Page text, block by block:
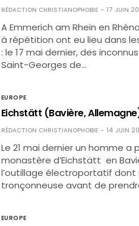
RÉDACTION CHRISTIANOPHOBIE 17 JUIN
A Emmerich am Rhein en
à répétition ont eu lieu dans
: le 17 mai dernier, des
Saint-Georges de…
EUROPE
Eichstätt (Bavière,
RÉDACTION CHRISTIANOPHOBIE 14 JUIN
Le 21 mai dernier un homme a
monastère d’Eichstätt en
l’outillage électroportatif
tronçonneuse avant de
EUROPE